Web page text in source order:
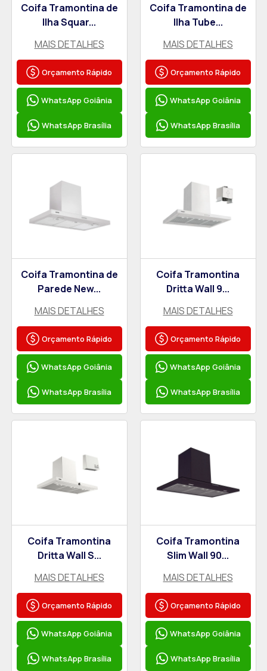
Coifa Tramontina de
Ilha Squar...
MAIS DETALHES
Orçamento Rápido
WhatsApp Goiânia
WhatsApp Brasília
Coifa Tramontina de
Ilha Tube...
MAIS DETALHES
Orçamento Rápido
WhatsApp Goiânia
WhatsApp Brasília
Coifa Tramontina de
Parede New...
MAIS DETALHES
Orçamento Rápido
WhatsApp Goiânia
WhatsApp Brasília
Coifa Tramontina
Dritta Wall 9...
MAIS DETALHES
Orçamento Rápido
WhatsApp Goiânia
WhatsApp Brasília
Coifa Tramontina
Dritta Wall S...
MAIS DETALHES
Orçamento Rápido
WhatsApp Goiânia
WhatsApp Brasília
Coifa Tramontina
Slim Wall 90...
MAIS DETALHES
Orçamento Rápido
WhatsApp Goiânia
WhatsApp Brasília